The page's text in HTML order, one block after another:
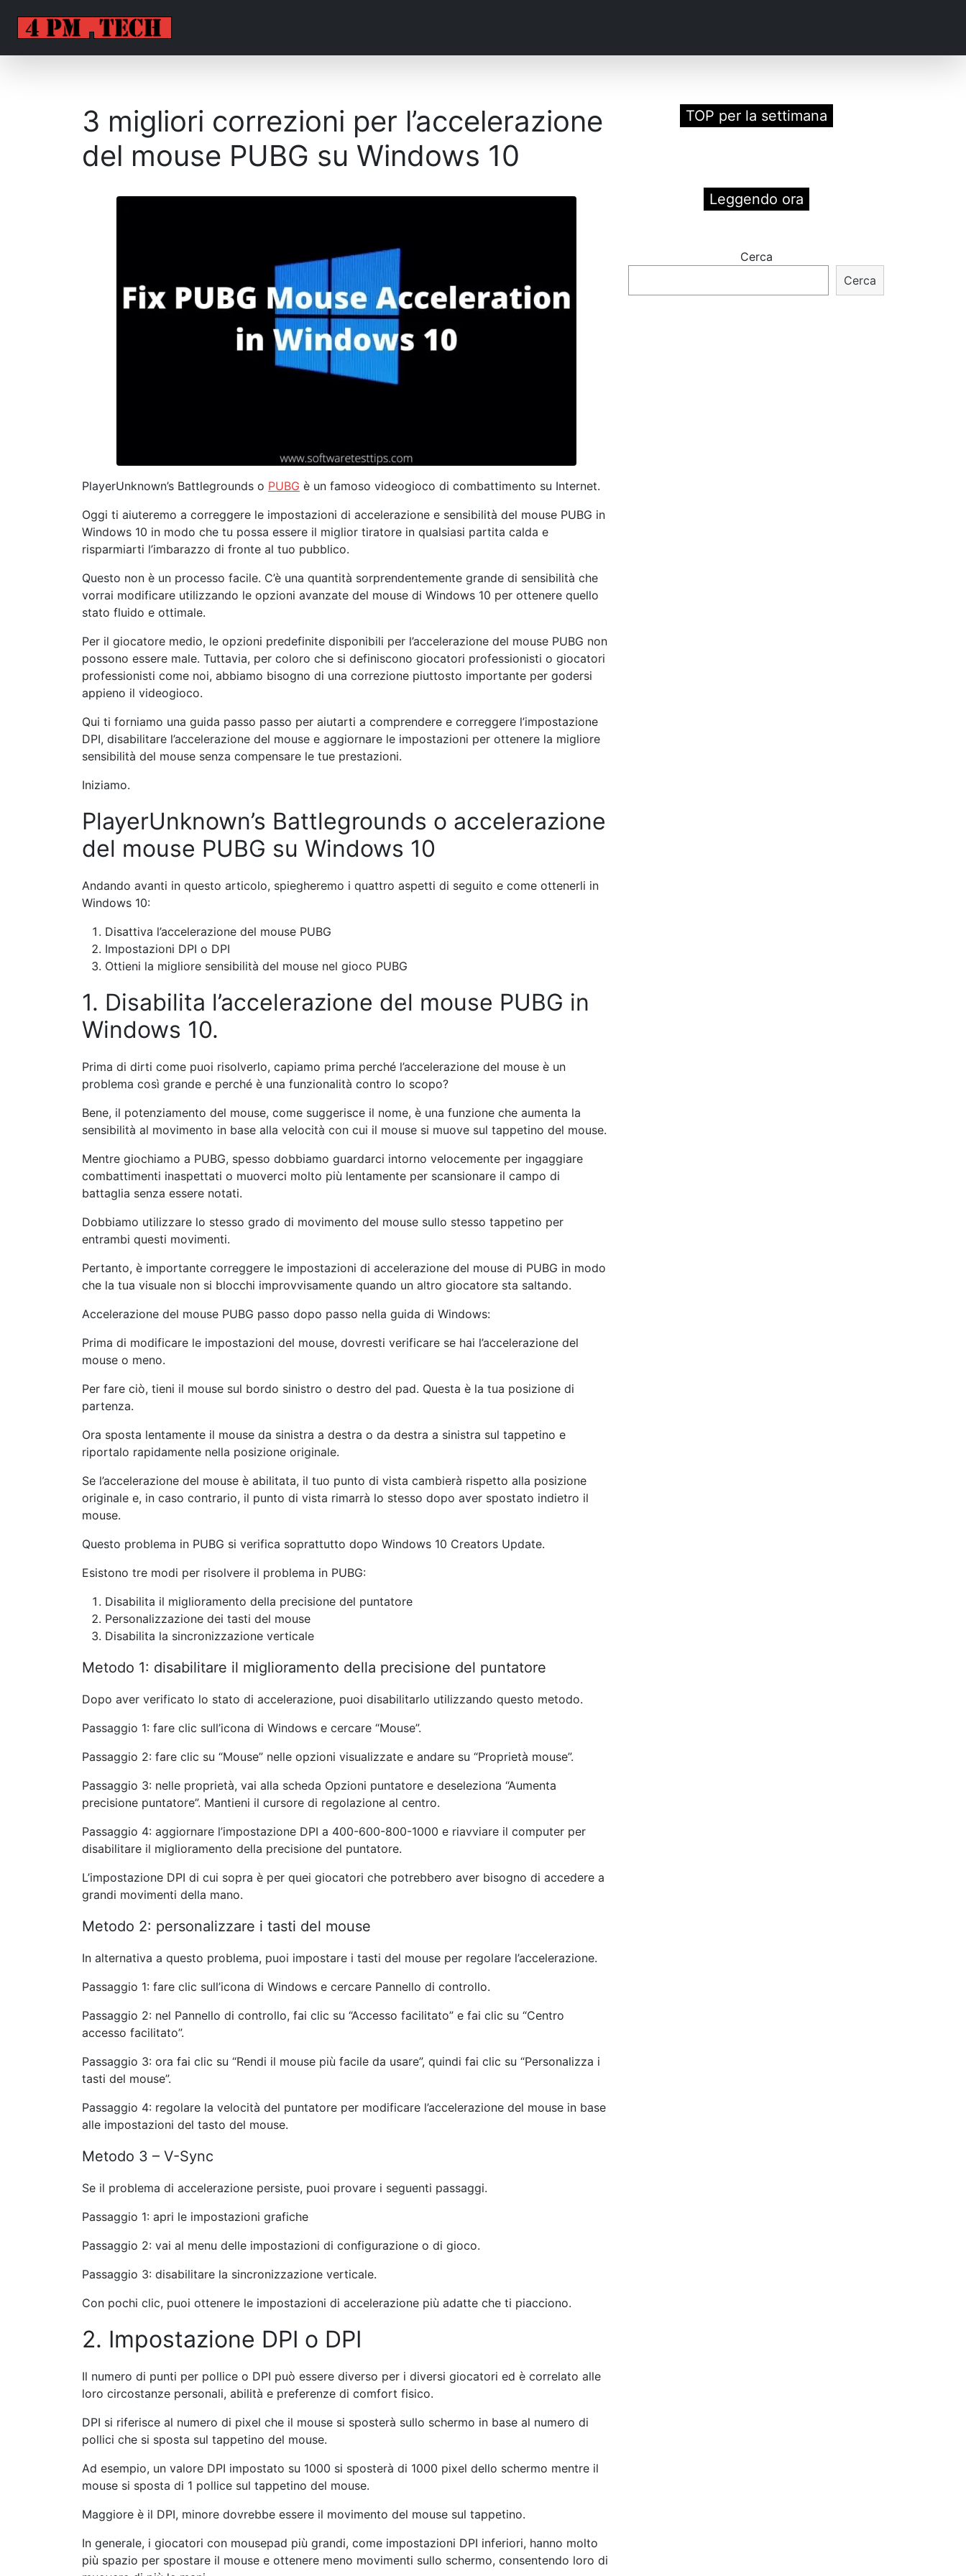
3 migliori correzioni per l’accelerazione
del mouse PUBG su Windows 10
PlayerUnknown’s Battlegrounds o PUBG è un famoso videogioco di combattimento su Internet.
Oggi ti aiuteremo a correggere le impostazioni di accelerazione e sensibilità del mouse PUBG in
Windows 10 in modo che tu possa essere il miglior tiratore in qualsiasi partita calda e
risparmiarti l’imbarazzo di fronte al tuo pubblico.
Questo non è un processo facile. C’è una quantità sorprendentemente grande di sensibilità che
vorrai modificare utilizzando le opzioni avanzate del mouse di Windows 10 per ottenere quello
stato fluido e ottimale.
Per il giocatore medio, le opzioni predefinite disponibili per l’accelerazione del mouse PUBG non
possono essere male. Tuttavia, per coloro che si definiscono giocatori professionisti o giocatori
professionisti come noi, abbiamo bisogno di una correzione piuttosto importante per godersi
appieno il videogioco.
Qui ti forniamo una guida passo passo per aiutarti a comprendere e correggere l’impostazione
DPI, disabilitare l’accelerazione del mouse e aggiornare le impostazioni per ottenere la migliore
sensibilità del mouse senza compensare le tue prestazioni.
Iniziamo.
PlayerUnknown’s Battlegrounds o accelerazione
del mouse PUBG su Windows 10
Andando avanti in questo articolo, spiegheremo i quattro aspetti di seguito e come ottenerli in
Windows 10:
Disattiva l’accelerazione del mouse PUBG
Impostazioni DPI o DPI
Ottieni la migliore sensibilità del mouse nel gioco PUBG
1. Disabilita l’accelerazione del mouse PUBG in
Windows 10.
Prima di dirti come puoi risolverlo, capiamo prima perché l’accelerazione del mouse è un
problema così grande e perché è una funzionalità contro lo scopo?
Bene, il potenziamento del mouse, come suggerisce il nome, è una funzione che aumenta la
sensibilità al movimento in base alla velocità con cui il mouse si muove sul tappetino del mouse.
Mentre giochiamo a PUBG, spesso dobbiamo guardarci intorno velocemente per ingaggiare
combattimenti inaspettati o muoverci molto più lentamente per scansionare il campo di
battaglia senza essere notati.
Dobbiamo utilizzare lo stesso grado di movimento del mouse sullo stesso tappetino per
entrambi questi movimenti.
Pertanto, è importante correggere le impostazioni di accelerazione del mouse di PUBG in modo
che la tua visuale non si blocchi improvvisamente quando un altro giocatore sta saltando.
Accelerazione del mouse PUBG passo dopo passo nella guida di Windows:
Prima di modificare le impostazioni del mouse, dovresti verificare se hai l’accelerazione del
mouse o meno.
Per fare ciò, tieni il mouse sul bordo sinistro o destro del pad. Questa è la tua posizione di
partenza.
Ora sposta lentamente il mouse da sinistra a destra o da destra a sinistra sul tappetino e
riportalo rapidamente nella posizione originale.
Se l’accelerazione del mouse è abilitata, il tuo punto di vista cambierà rispetto alla posizione
originale e, in caso contrario, il punto di vista rimarrà lo stesso dopo aver spostato indietro il
mouse.
Questo problema in PUBG si verifica soprattutto dopo Windows 10 Creators Update.
Esistono tre modi per risolvere il problema in PUBG:
Disabilita il miglioramento della precisione del puntatore
Personalizzazione dei tasti del mouse
Disabilita la sincronizzazione verticale
Metodo 1: disabilitare il miglioramento della precisione del puntatore
Dopo aver verificato lo stato di accelerazione, puoi disabilitarlo utilizzando questo metodo.
Passaggio 1: fare clic sull’icona di Windows e cercare “Mouse”.
Passaggio 2: fare clic su “Mouse” nelle opzioni visualizzate e andare su “Proprietà mouse”.
Passaggio 3: nelle proprietà, vai alla scheda Opzioni puntatore e deseleziona “Aumenta
precisione puntatore”. Mantieni il cursore di regolazione al centro.
Passaggio 4: aggiornare l’impostazione DPI a 400-600-800-1000 e riavviare il computer per
disabilitare il miglioramento della precisione del puntatore.
L’impostazione DPI di cui sopra è per quei giocatori che potrebbero aver bisogno di accedere a
grandi movimenti della mano.
Metodo 2: personalizzare i tasti del mouse
In alternativa a questo problema, puoi impostare i tasti del mouse per regolare l’accelerazione.
Passaggio 1: fare clic sull’icona di Windows e cercare Pannello di controllo.
Passaggio 2: nel Pannello di controllo, fai clic su “Accesso facilitato” e fai clic su “Centro
accesso facilitato”.
Passaggio 3: ora fai clic su “Rendi il mouse più facile da usare”, quindi fai clic su “Personalizza i
tasti del mouse”.
Passaggio 4: regolare la velocità del puntatore per modificare l’accelerazione del mouse in base
alle impostazioni del tasto del mouse.
Metodo 3 – V-Sync
Se il problema di accelerazione persiste, puoi provare i seguenti passaggi.
Passaggio 1: apri le impostazioni grafiche
Passaggio 2: vai al menu delle impostazioni di configurazione o di gioco.
Passaggio 3: disabilitare la sincronizzazione verticale.
Con pochi clic, puoi ottenere le impostazioni di accelerazione più adatte che ti piacciono.
2. Impostazione DPI o DPI
Il numero di punti per pollice o DPI può essere diverso per i diversi giocatori ed è correlato alle
loro circostanze personali, abilità e preferenze di comfort fisico.
DPI si riferisce al numero di pixel che il mouse si sposterà sullo schermo in base al numero di
pollici che si sposta sul tappetino del mouse.
Ad esempio, un valore DPI impostato su 1000 si sposterà di 1000 pixel dello schermo mentre il
mouse si sposta di 1 pollice sul tappetino del mouse.
Maggiore è il DPI, minore dovrebbe essere il movimento del mouse sul tappetino.
In generale, i giocatori con mousepad più grandi, come impostazioni DPI inferiori, hanno molto
più spazio per spostare il mouse e ottenere meno movimenti sullo schermo, consentendo loro di
TOP per la settimana
Leggendo ora
Cerca
Cerca